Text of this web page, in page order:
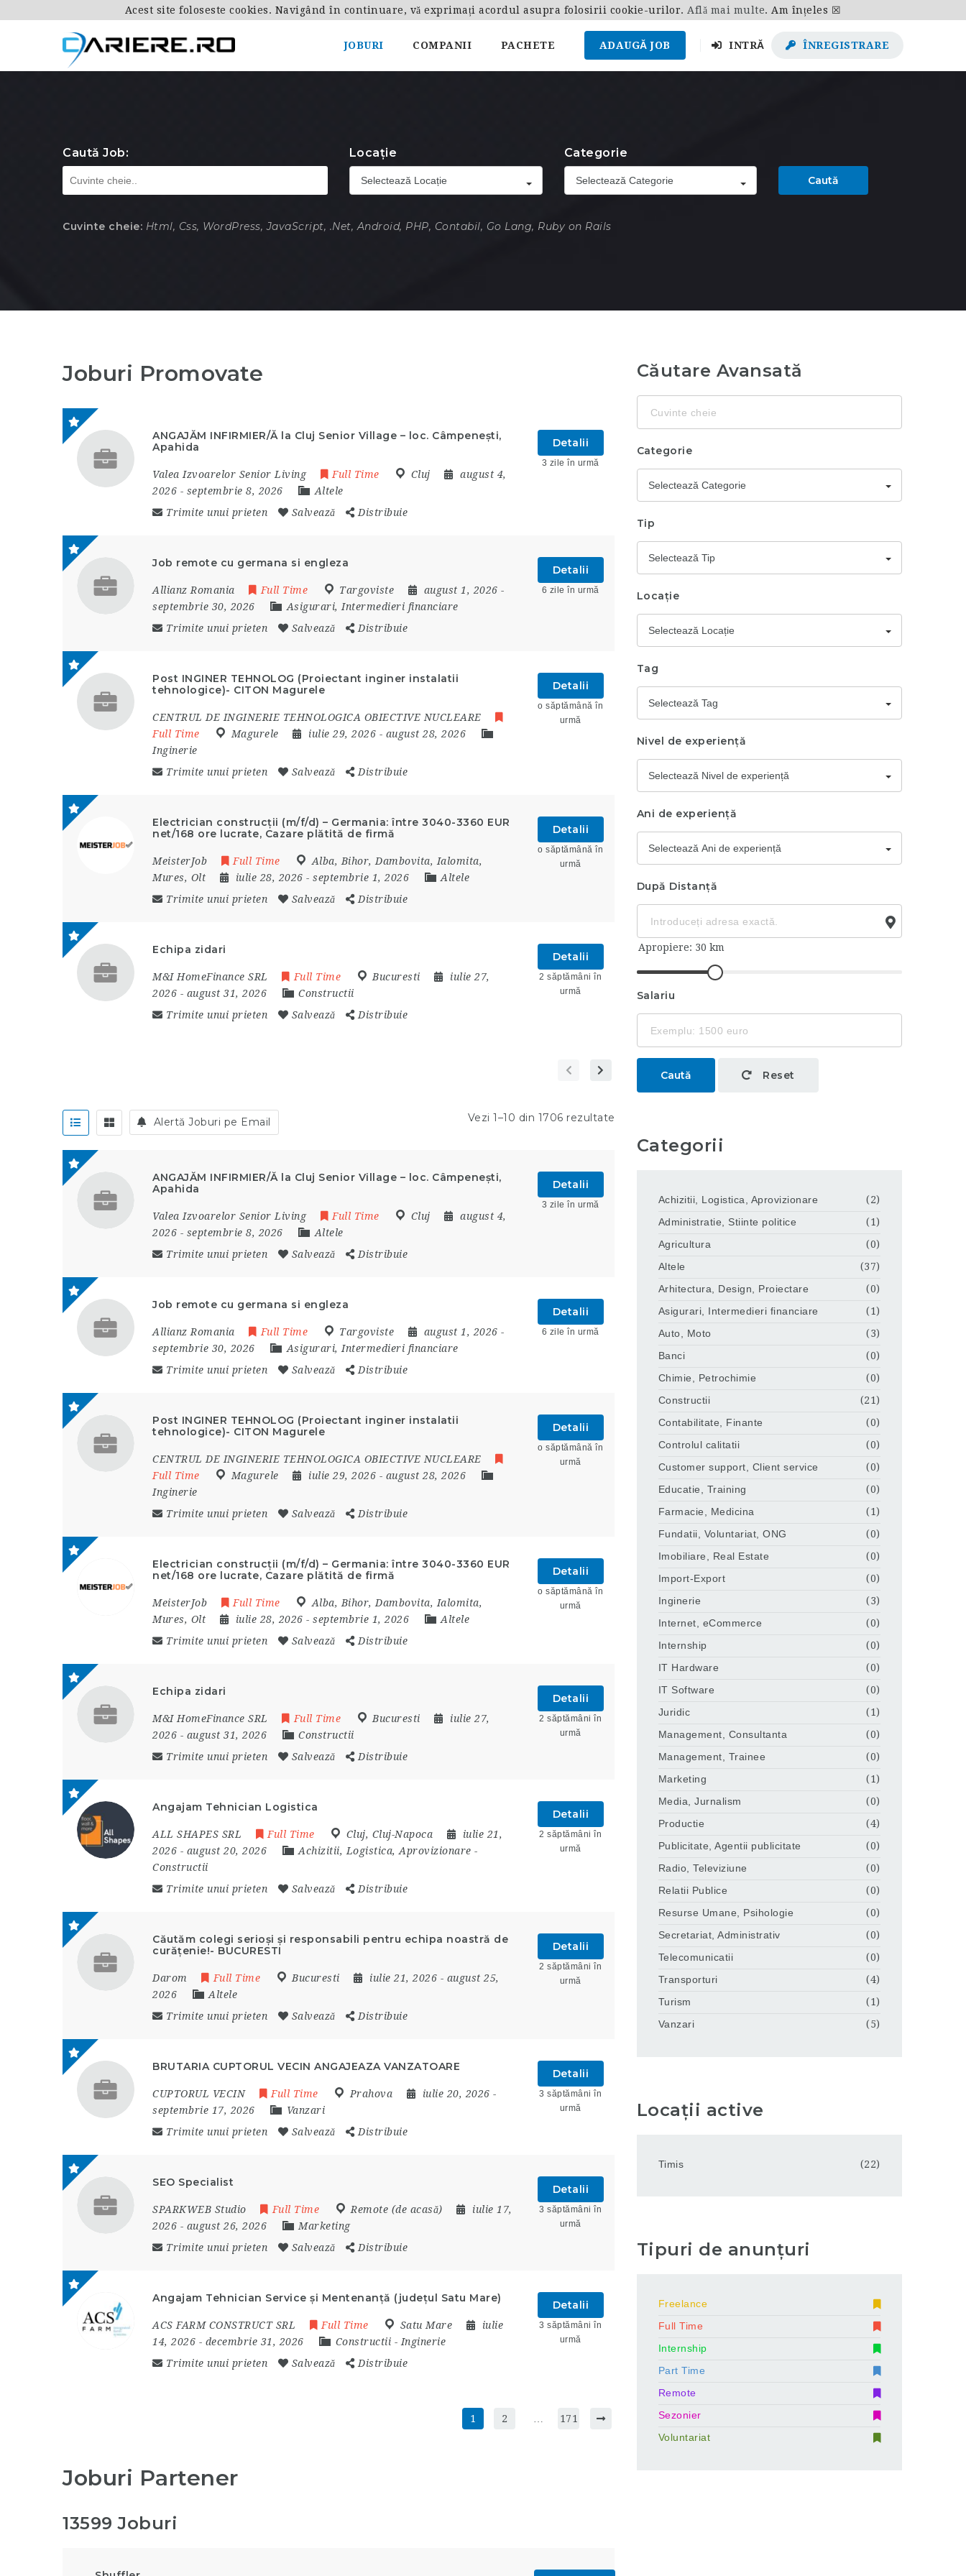
JOBURI COMPANII PACHETE ADAUGĂ JOB INTRĂ ÎNREGISTRARE
Caută Job: Locație
Selectează Locație
Categorie
Selectează Categorie Caută
Cuvinte cheie: Html, Css, WordPress, JavaScript, .Net, Android, PHP, Contabil, Go Lang, Ruby on Rails
Joburi Promovate
ANGAJĂM INFIRMIER/Ă la Cluj Senior Village – loc. Câmpenești,
Apahida
Valea Izvoarelor Senior Living Full Time Cluj
august 4,
2026 - septembrie 8, 2026
Altele
Trimite unui prieten
Salvează Distribuie
Detalii
3 zile în urmă
Job remote cu germana si engleza
Allianz Romania Full Time Targoviste august 1, 2026 -
septembrie 30, 2026
Asigurari, Intermedieri financiare
Trimite unui prieten
Salvează Distribuie
Detalii
6 zile în urmă
Post INGINER TEHNOLOG (Proiectant inginer instalatii
tehnologice)- CITON Magurele
CENTRUL DE INGINERIE TEHNOLOGICA OBIECTIVE NUCLEARE
Full Time
Magurele iulie 29, 2026 - august 28, 2026
Inginerie
Trimite unui prieten
Salvează Distribuie
Detalii
o săptămână în
urmă
Electrician construcții (m/f/d) – Germania: între 3040-3360 EUR
net/168 ore lucrate, Cazare plătită de firmă
MeisterJob Full Time Alba, Bihor, Dambovita, Ialomita,
Mures, Olt iulie 28, 2026 - septembrie 1, 2026
Altele
Trimite unui prieten
Salvează Distribuie
Detalii
o săptămână în
urmă
Echipa zidari
M&I HomeFinance SRL Full Time Bucuresti
iulie 27,
2026 - august 31, 2026
Constructii
Trimite unui prieten
Salvează Distribuie
Detalii
2 săptămâni în
urmă
Alertă Joburi pe Email Vezi 1–10 din 1706 rezultate
ANGAJĂM INFIRMIER/Ă la Cluj Senior Village – loc. Câmpenești,
Apahida
Valea Izvoarelor Senior Living Full Time Cluj
august 4,
2026 - septembrie 8, 2026
Altele
Trimite unui prieten
Salvează Distribuie
Detalii
3 zile în urmă
Job remote cu germana si engleza
Allianz Romania Full Time Targoviste august 1, 2026 -
septembrie 30, 2026
Asigurari, Intermedieri financiare
Trimite unui prieten
Salvează Distribuie
Detalii
6 zile în urmă
Post INGINER TEHNOLOG (Proiectant inginer instalatii
tehnologice)- CITON Magurele
CENTRUL DE INGINERIE TEHNOLOGICA OBIECTIVE NUCLEARE
Full Time
Magurele iulie 29, 2026 - august 28, 2026
Inginerie
Trimite unui prieten
Salvează Distribuie
Detalii
o săptămână în
urmă
Electrician construcții (m/f/d) – Germania: între 3040-3360 EUR
net/168 ore lucrate, Cazare plătită de firmă
MeisterJob Full Time Alba, Bihor, Dambovita, Ialomita,
Mures, Olt iulie 28, 2026 - septembrie 1, 2026
Altele
Trimite unui prieten
Salvează Distribuie
Detalii
o săptămână în
urmă
Echipa zidari
M&I HomeFinance SRL Full Time Bucuresti
iulie 27,
2026 - august 31, 2026
Constructii
Trimite unui prieten
Salvează Distribuie
Detalii
2 săptămâni în
urmă
Angajam Tehnician Logistica
ALL SHAPES SRL Full Time Cluj, Cluj-Napoca
iulie 21,
2026 - august 20, 2026 Achizitii, Logistica, Aprovizionare -
Constructii
Trimite unui prieten
Salvează Distribuie
Detalii
2 săptămâni în
urmă
Căutăm colegi serioși și responsabili pentru echipa noastră de
curățenie!- BUCURESTI
Darom Full Time Bucuresti iulie 21, 2026 - august 25,
2026
Altele
Trimite unui prieten
Salvează Distribuie
Detalii
2 săptămâni în
urmă
BRUTARIA CUPTORUL VECIN ANGAJEAZA VANZATOARE
CUPTORUL VECIN Full Time Prahova iulie 20, 2026 -
septembrie 17, 2026
Vanzari
Trimite unui prieten
Salvează Distribuie
Detalii
3 săptămâni în
urmă
SEO Specialist
SPARKWEB Studio Full Time Remote (de acasă)
iulie 17,
2026 - august 26, 2026
Marketing
Trimite unui prieten
Salvează Distribuie
Detalii
3 săptămâni în
urmă
Angajam Tehnician Service și Mentenanță (județul Satu Mare)
ACS FARM CONSTRUCT SRL Full Time Satu Mare
iulie
14, 2026 - decembrie 31, 2026 Constructii - Inginerie
Trimite unui prieten
Salvează Distribuie
Detalii
3 săptămâni în
urmă
1 2 171
Joburi Partener
13599 Joburi
Căutare Avansată
cheie
Categorie
Selectează Categorie
Tip
Selectează Tip
Locație
Selectează Locație
Tag
Selectează Tag
Nivel de experiență
Selectează Nivel de experiență
Ani de experiență
Selectează Ani de experiență
După Distanță
Salariu
Caută Reset
Categorii
Achizitii, Logistica, Aprovizionare
(2)
Administratie, Stiinte politice
(1)
Agricultura
(0)
Altele
(37)
Arhitectura, Design, Proiectare
(0)
Asigurari, Intermedieri financiare
(1)
Auto, Moto
(3)
Banci
(0)
Chimie, Petrochimie
(0)
Constructii
(21)
Contabilitate, Finante
(0)
Controlul calitatii
(0)
Customer support, Client service
(0)
Educatie, Training
(0)
Farmacie, Medicina
(1)
Fundatii, Voluntariat, ONG
(0)
Imobiliare, Real Estate
(0)
Import-Export
(0)
Inginerie
(3)
Internet, eCommerce
(0)
Internship
(0)
IT Hardware
(0)
IT Software
(0)
Juridic
(1)
Management, Consultanta
(0)
Management, Trainee
(0)
Marketing
(1)
Media, Jurnalism
(0)
Productie
(4)
Publicitate, Agentii publicitate
(0)
Radio, Televiziune
(0)
Relatii Publice
(0)
Resurse Umane, Psihologie
(0)
Secretariat, Administrativ
(0)
Telecomunicatii
(0)
Transporturi
(4)
Turism
(1)
Vanzari
(5)
Locații active
Timis (22)
Tipuri de anunțuri
Freelance
Full Time
Internship
Part Time
Remote
Sezonier
Voluntariat
Acest site foloseste cookies. Navigând în continuare, vă exprimați acordul asupra folosirii cookie-urilor. Află mai multe. Am înțeles ☒